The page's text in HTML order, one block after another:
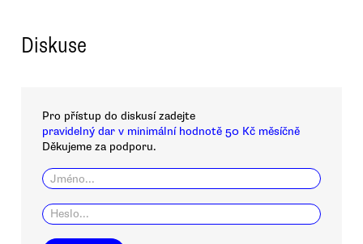
Diskuse
Pro přístup do diskusí zadejte
pravidelný dar v minimální hodnotě 50 Kč měsíčně
Děkujeme za podporu.